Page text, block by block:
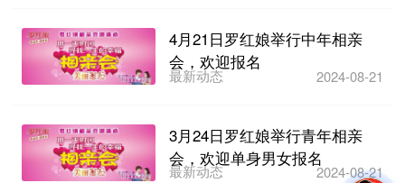
4月21日罗红娘举行中年相亲
会，欢迎报名
最新动态 2024-08-21
3月24日罗红娘举行青年相亲
会，欢迎单身男女报名
最新动态 2024-08-21